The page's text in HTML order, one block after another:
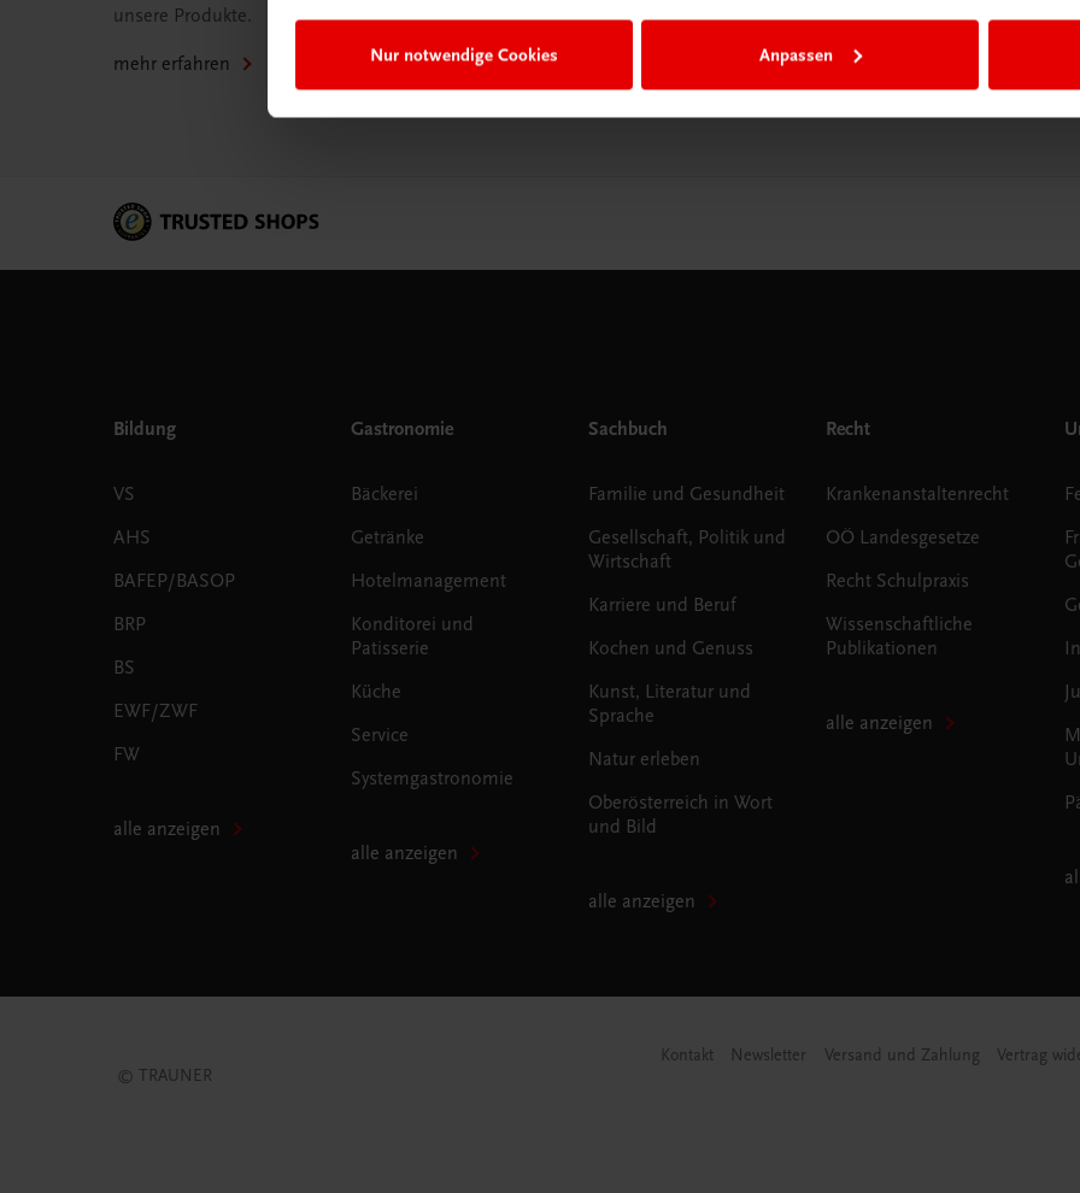
Nur notwendige Cookies Anpassen
unsere Produkte.
mehr erfahren
Mail:buchservice@trauner.at
+43 664 88 58 69 41
mehr erfahren
Bildung
VS
AHS
BAFEP/BASOP
BRP
BS
EWF/ZWF
FW
alle anzeigen
Gastronomie
Bäckerei
Getränke
Hotelmanagement
Konditorei und
Patisserie
Küche
Service
Systemgastronomie
alle anzeigen
Sachbuch
Familie und Gesundheit
Gesellschaft, Politik und
Wirtschaft
Karriere und Beruf
Kochen und Genuss
Kunst, Literatur und
Sprache
Natur erleben
Oberösterreich in Wort
und Bild
alle anzeigen
Recht
Krankenanstaltenrecht
OÖ Landesgesetze
Recht Schulpraxis
Wissenschaftliche
Publikationen
alle anzeigen
© TRAUNER
Kontakt Newsletter Versand und Zahlung Vertrag